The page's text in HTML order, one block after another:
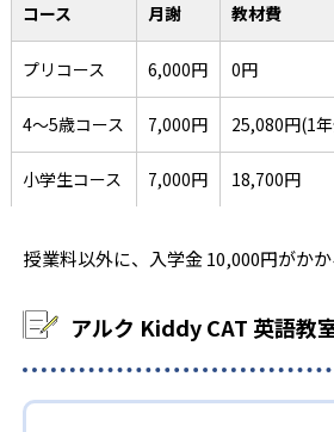
コース 月謝 教材費
プリコース 6,000円 0円
4～5歳コース 7,000円 25,080円(1
小学生コース 7,000円 18,700円
授業料以外に、入学金 10,000円がかか
アルク Kiddy CAT 英語教